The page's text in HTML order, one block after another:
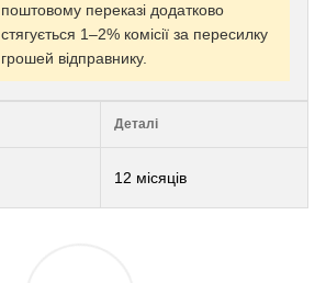
поштовому переказі додатково
стягується 1–2% комісії за пересилку
грошей відправнику.
Деталі
12 місяців